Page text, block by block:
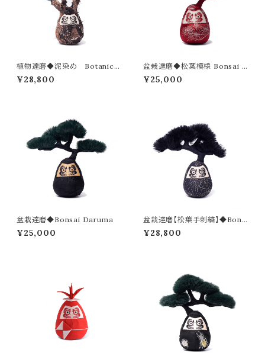
植物達磨◆泥染め Botanical
Daruma[Mad dyed]
¥28,800
盆栽達磨◆松葉模様 Bonsai D
aruma
¥25,000
盆栽達磨◆Bonsai Daruma
¥25,000
盆栽達磨【松葉手刺繍】◆Bons
ai Daruma-sashiko
¥28,800